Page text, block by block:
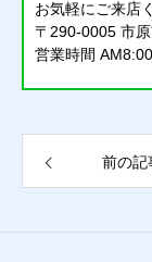
お気軽にご来店
〒290-0005 市
営業時間
前の記